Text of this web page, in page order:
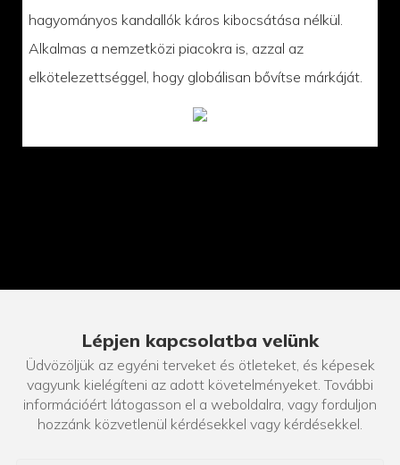
hagyományos kandallók káros kibocsátása nélkül.
Alkalmas a nemzetközi piacokra is, azzal az
elkötelezettséggel, hogy globálisan bővítse márkáját.
Lépjen kapcsolatba velünk
Üdvözöljük az egyéni terveket és ötleteket, és képesek
vagyunk kielégíteni az adott követelményeket. További
információért látogasson el a weboldalra, vagy forduljon
hozzánk közvetlenül kérdésekkel vagy kérdésekkel.